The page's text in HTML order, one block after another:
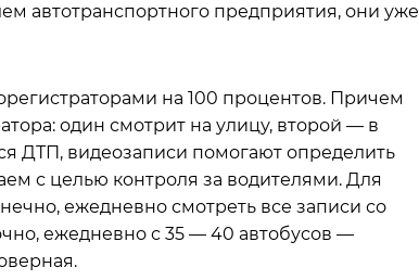
автотранспортного предприятия, они уже
на 100 процентов. Причем
один смотрит на улицу, второй — в
ДТП, видеозаписи помогают определить
с целью контроля за водителями. Для
ежедневно смотреть все записи со
ежедневно с 35 — 40 автобусов —